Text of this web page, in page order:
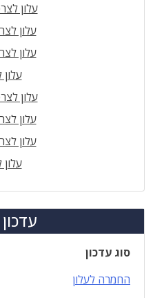
עלון
עלון
עלון
עלון
עלון
עלון
סוג עדכון
החמרה לעלון